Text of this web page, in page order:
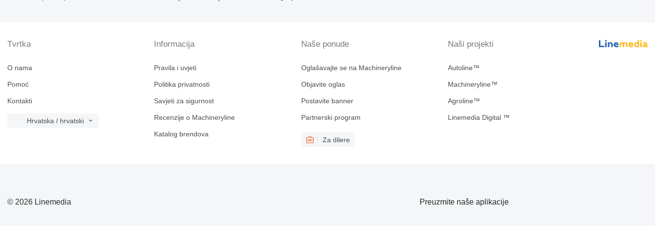
Tvrtka
O nama
Pomoć
Kontakti
Hrvatska / hrvatski
Informacija
Pravila i uvjeti
Politika privatnosti
Savjeti za sigurnost
Recenzije o Machineryline
Katalog brendova
Naše ponude
Oglašavajte se na Machineryline
Objavite oglas
Postavite banner
Partnerski program
Za dilere
Naši projekti
Autoline™
Machineryline™
Agroline™
Linemedia Digital ™
© 2026 Linemedia Preuzmite naše aplikacije